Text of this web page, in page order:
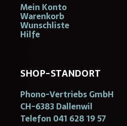
Mein Konto
Warenkorb
Wunschliste
Hilfe
SHOP-STANDORT
Phono-Vertriebs GmbH
CH-6383 Dallenwil
Telefon 041 628 19 57